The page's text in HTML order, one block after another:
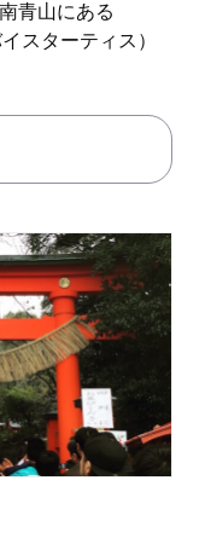
青山にある
スターティス）